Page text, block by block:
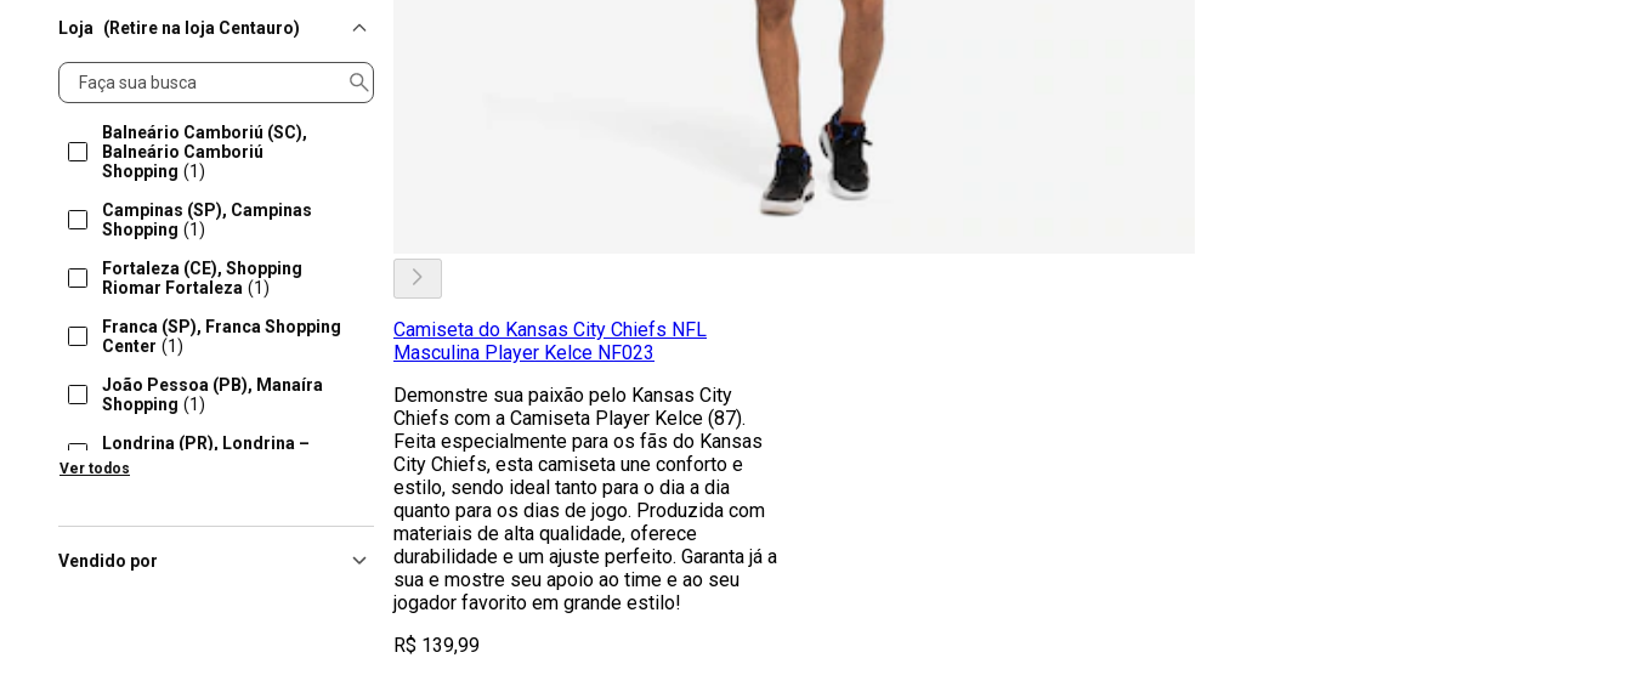
Loja (Retire na loja Centauro)
Loja
Balneário Camboriú (SC),
Balneário Camboriú
Shopping (1)
Campinas (SP), Campinas
Shopping (1)
Fortaleza (CE), Shopping
Riomar Fortaleza (1)
Franca (SP), Franca Shopping
Center (1)
João Pessoa (PB), Manaíra
Shopping (1)
Londrina (PR), Londrina –
Shopping Catuaí
Niterói
Ver todos
Vendido por
Camiseta do Kansas City Chiefs NFL
Masculina Player Kelce NF023
Demonstre sua paixão pelo Kansas City
Chiefs com a Camiseta Player Kelce (87).
Feita especialmente para os fãs do Kansas
City Chiefs, esta camiseta une conforto e
estilo, sendo ideal tanto para o dia a dia
quanto para os dias de jogo. Produzida com
materiais de alta qualidade, oferece
durabilidade e um ajuste perfeito. Garanta já a
sua e mostre seu apoio ao time e ao seu
jogador favorito em grande estilo!
R$ 139,99